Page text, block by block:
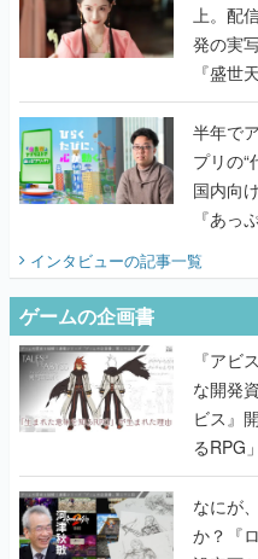
上。配
発の実
『盛世
うこだ
半年でア
プリの“
国内向
『あっ
インタビューの記事一覧
ゲームの企画書
『アビ
な開発
ビス』
るRPG
書】
なにが
か？『